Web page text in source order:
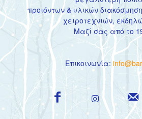
προιόντων & υλικών
χειροτεχνιών,
Μαζί σας από το
Επικοινωνία: